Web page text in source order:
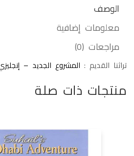
الوصف
معلومات إضافية
مراجعات (0)
تراثنا القديم : المشروع الجديد – إنجليزي
منتجات ذات صلة